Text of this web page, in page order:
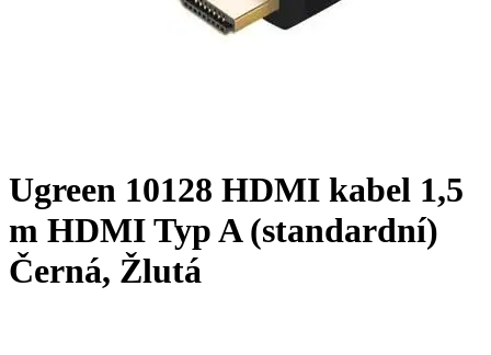
Ugreen 10128 HDMI kabel 1,5
m HDMI Typ A (standardní)
Černá, Žlutá